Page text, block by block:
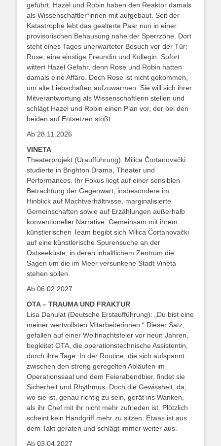
geführt. Hazel und Robin haben den Reaktor damals
als Wissenschaftler*innen mit aufgebaut. Seit der
Katastrophe lebt das gealterte Paar nun in einer
provisorischen Behausung nahe der Sperrzone. Dort
steht eines Tages unerwarteter Besuch vor der Tür:
Rose, eine einstige Freundin und Kollegin. Sofort
wittert Hazel Gefahr, denn Rose und Robin hatten
damals eine Affäre. Doch Rose ist nicht gekommen,
um alte Liebschaften aufzuwärmen: Sie will sich ihrer
Mitverantwortung als Wissenschaftlerin stellen und
schlägt Hazel und Robin einen Plan vor, der bei den
beiden auf Entsetzen stößt.
Ab 28.11.2026
VINETA
Theaterprojekt (Uraufführung): Milica Čortanovački
studierte in Brighton Drama, Theater und
Performances. Ihr Fokus liegt auf einer sensiblen
Betrachtung der Gegenwart, insbesondere im
Hinblick auf Machtverhältnisse, marginalisierte
Gemeinschaften sowie auf Erzählungen außerhalb
konventioneller Narrative. Gemeinsam mit ihrem
künstlerischen Team begibt sich Milica Čortanovački
auf eine künstlerische Spurensuche an der
Ostseeküste, in deren inhaltlichem Zentrum die
Sagen um die im Meer versunkene Stadt Vineta
stehen sollen.
Ab 06.02.2027
OTA – TRAUMA UND FRAKTUR
Lisa Danulat (Deutsche Erstaufführung): „Du bist eine
meiner wertvollsten Mitarbeiterinnen.“ Dieser Satz,
gefallen auf einer Weihnachtsfeier vor neun Jahren,
begleitet OTA, die operationstechnische Assistentin,
durch ihre Tage. In der Routine, die sich aufspannt
zwischen den streng geregelten Abläufen im
Operationssaal und dem Feierabendbier, findet sie
Sicherheit und Rhythmus. Doch die Gewissheit, da,
wo sie ist, genau richtig zu sein, gerät ins Wanken,
als ihr Chef mit ihr nicht mehr zufrieden ist. Plötzlich
scheint kein Handgriff mehr zu sitzen. Etwas ist aus
dem Takt geraten und schlägt immer weiter aus.
Ab 03.04.2027